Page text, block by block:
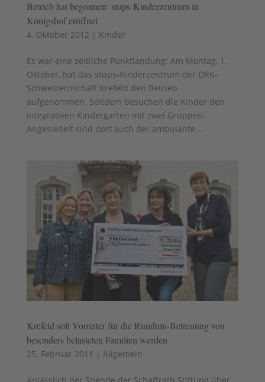
Betrieb hat begonnen: stups-Kinderzentrum in
Königshof eröffnet
4. Oktober 2012 | Kinder
Es war eine zeitliche Punktlandung: Am Montag, 1.
Oktober, hat das stups-Kinderzentrum der DRK-
Schwesternschaft Krefeld den Betrieb
aufgenommen. Seitdem besuchen die Kinder den
integrativen Kindergarten mit zwei Gruppen.
Angesiedelt sind dort auch der ambulante...
Krefeld soll Vorreiter für die Rundum-Betreuung von
besonders belasteten Familien werden
25. Februar 2011 | Allgemein